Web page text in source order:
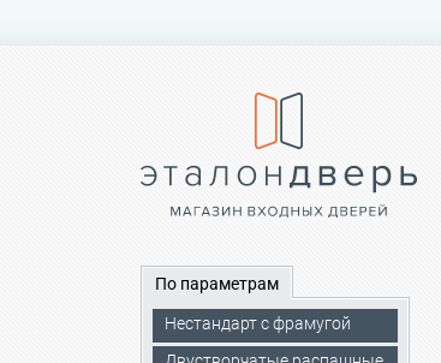
По параметрам
Нестандарт с фрамугой